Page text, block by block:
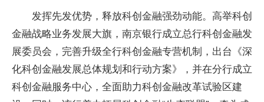
发挥先发优势，释放科创金融强劲动能。高举科创
金融战略业务发展大旗，南京银行成立总行科创金融发
展委员会，完善升级全行科创金融专营机制，出台《深
化科创金融发展总体规划和行动方案》，并在分行成立
科创金融服务中心，全面助力科创金融改革试验区建